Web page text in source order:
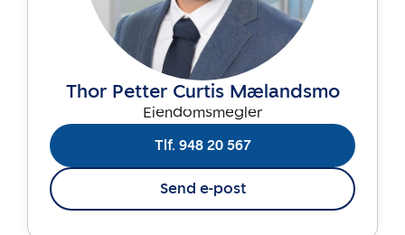
Thor Petter Curtis Mælandsmo
Eiendomsmegler
Tlf. 948 20 567
Send e-post